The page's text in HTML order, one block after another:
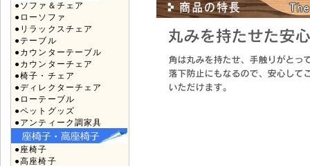
●ソファ＆チェア
●ローソファ
●リラックスチェア
●テーブル
●カウンターテーブル
●カウンターチェア
●椅子・チェア
●ディレクターチェア
●ローテーブル
●ペットグッズ
●アンティーク調家具
●座椅子
●高座椅子